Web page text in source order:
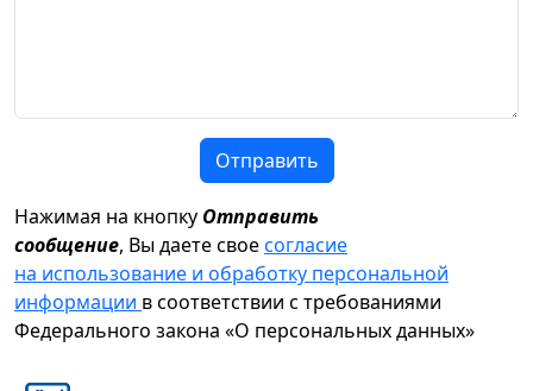
Отправить
Нажимая на кнопку Отправить
сообщение, Вы даете своесогласие
на использование и обработку персональной
информации в соответствии с требованиями
Федерального закона «О персональных данных»